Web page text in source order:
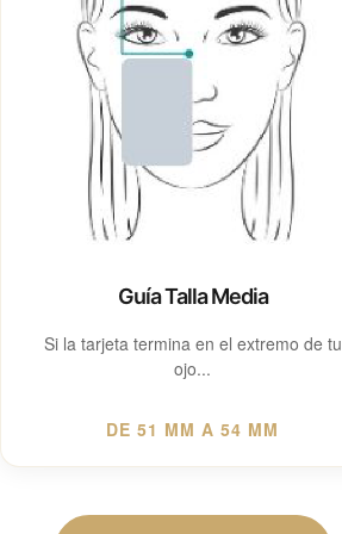
Guía Talla Media
Si la tarjeta termina en el extremo de tu
ojo...
DE 51 MM A 54 MM